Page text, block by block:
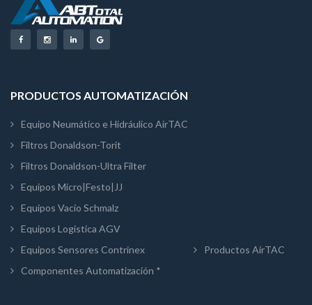
PRODUCTOS AUTOMATIZACIÓN
Equipo Neumático e Hidráulico AirTAC
Filtros Donaldson-Torit
Filtros Donaldson-Ultra Filter
Equipos Micro|Festo|JJ
Equipos Vacío Schmalz
Equipos Logística AGV
Equipos Sensores Contrinex
Productos AirTAC
Componentes Automatización *